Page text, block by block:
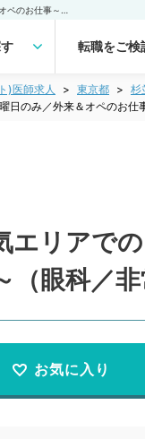
転職をご検
)医師求人 東京都
杉
のみ／外来＆オペのお仕
エリアで
眼科／非
お気に入り